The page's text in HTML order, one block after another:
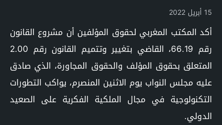
15 أبريل 2022
أكد المكتب المغربي لحقوق المؤلفين أن مشروع القانون
رقم 66.19، القاضي بتغيير وتتميم القانون رقم 2.00
المتعلق بحقوق المؤلف والحقوق المجاورة، الذي صادق
عليه مجلس النواب يوم الاثنين المنصرم، يواكب التطورات
التكنولوجية في مجال الملكية الفكرية على الصعيد
الدولي.